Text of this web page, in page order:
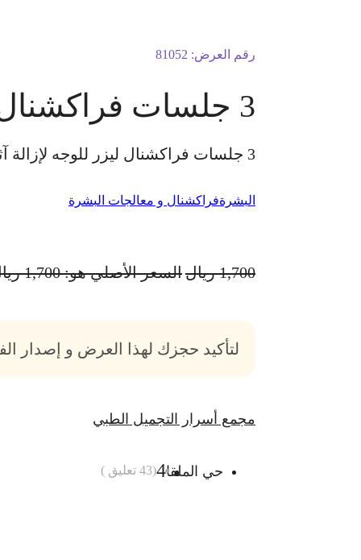
رقم العرض: 81052
3 جلسات فراكشنال ليزر للوجه لإزالة آثار حب الشباب والندب
3 جلسات فراكشنال ليزر للوجه لإزالة آثار حب الشباب والندب بجهاز ديكا الكشفية مجانًا للسيدات فقط
البشرةفراكشنال و معالجات البشرة
1,700 ريالالسعر الأصلي هو: 1,700 ريال.
لتأكيد حجزك لهذا العرض و إصدار
مجمع أسرار التجميل الطبي
حي الملقا4
(
43 تعليق )